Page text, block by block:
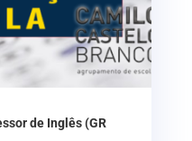
de Inglês (GR